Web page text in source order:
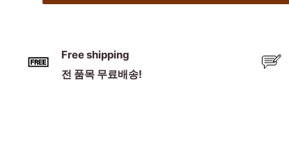
Free shipping
전 품목 무료배송!